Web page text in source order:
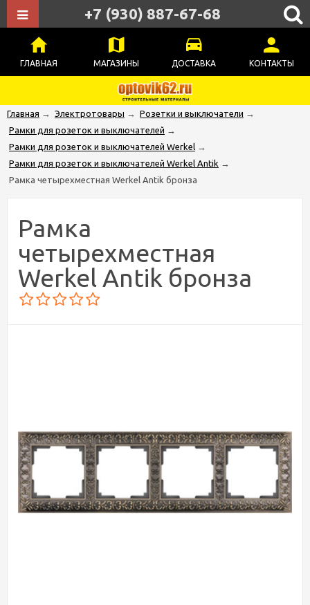
ГЛАВНАЯ МАГАЗИНЫ ДОСТАВКА КОНТАКТЫ
+7 (930) 887-67-68
Главная → Электротовары → Розетки и выключатели →
Рамки для розеток и выключателей →
Рамки для розеток и выключателей Werkel →
Рамки для розеток и выключателей Werkel Antik →
Рамка четырехместная Werkel Antik бронза
Рамка
четырехместная
Werkel Antik бронза